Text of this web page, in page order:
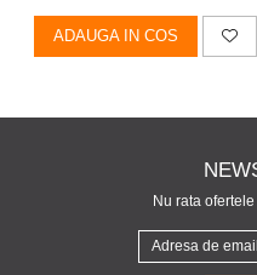
ADAUGA IN COS
Nu rata